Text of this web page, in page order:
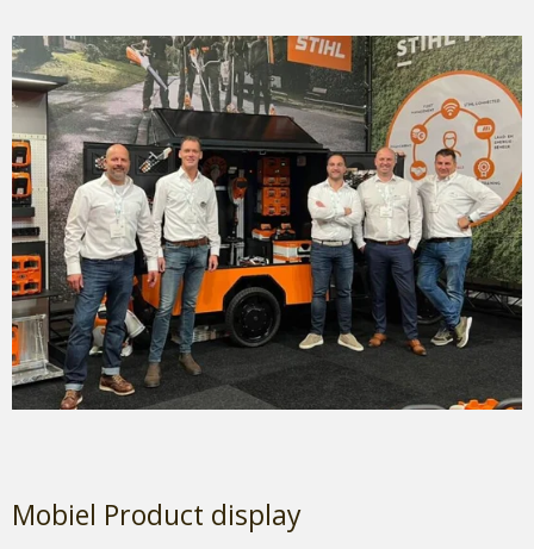
Mobiel Product display